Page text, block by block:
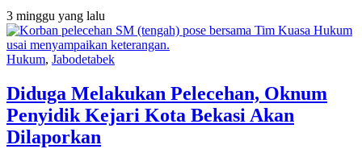
3 minggu yang lalu
Hukum, Jabodetabek
Diduga Melakukan Pelecehan, Oknum
Penyidik Kejari Kota Bekasi Akan
Dilaporkan